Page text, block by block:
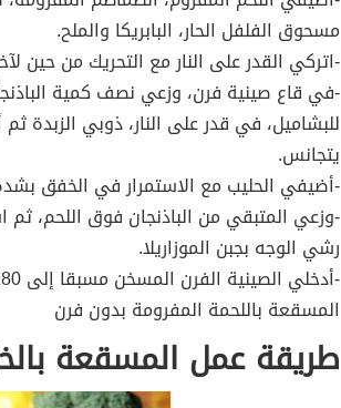
مسحوق الفلفل الحار، البابريكا والملح.
-اتركي القدر على النار مع التحريك من حين
-في قاع صينية فرن، وزعي نصف كمية
للبشاميل، في قدر على النار، ذوبي الزبدة
يتجانس.
-أضيفي الحليب مع الاستمرار في الخفق
-وزعي المتبقي من الباذنجان فوق اللحم،
رشي الوجه بجبن الموزاريلا.
-أدخلي الصينية الفرن المسخن مسبقا إلى 180 درجة مئوية، لمدة 20 دقيقة.
المسقعة باللحمة المفرومة بدون فرن
طريقة عمل المسقعة